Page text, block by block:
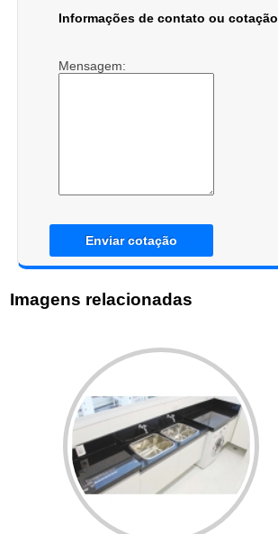
Informações de contato ou cotação
Mensagem:
Enviar cotação
Imagens relacionadas